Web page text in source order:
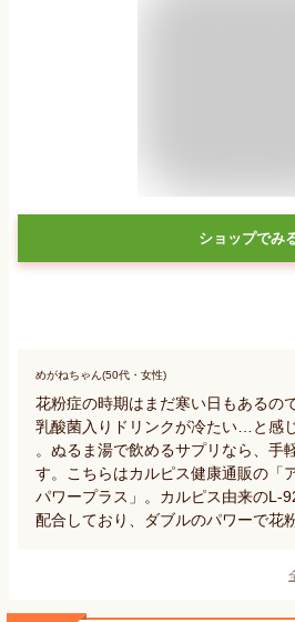
ショップでみ
めがねちゃん(50代・女性)
花粉症の時期はまだ寒い日もあるの
乳酸菌入りドリンクが冷たい…と感
。ぬるま湯で飲めるサプリなら、手
す。こちらはカルピス健康通販の「
パワープラス」。カルピス由来のL-
配合しており、ダブルのパワーで花